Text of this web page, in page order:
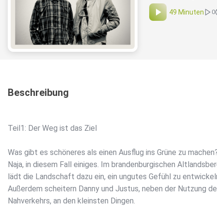
49 Minuten 0
Beschreibung
Teil1: Der Weg ist das Ziel
Was gibt es schöneres als einen Ausflug ins Grüne zu
Naja, in diesem Fall einiges. Im brandenburgischen
lädt die Landschaft dazu ein, ein ungutes Gefühl zu
Außerdem scheitern Danny und Justus, neben der Nutzung
Nahverkehrs, an den kleinsten Dingen.